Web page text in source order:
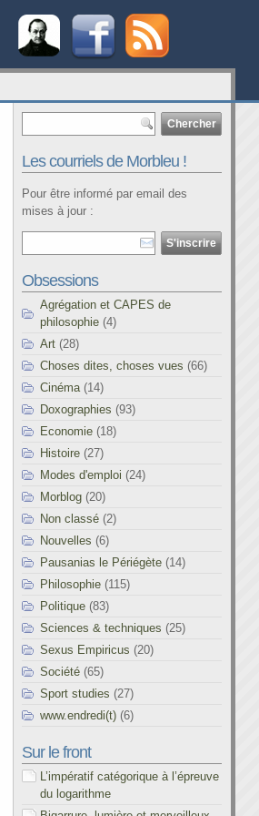
Les courriels de Morbleu !
Pour être informé par email des
mises à jour :
Obsessions
Agrégation et CAPES de
philosophie (4)
Art (28)
Choses dites, choses vues (66)
Cinéma (14)
Doxographies (93)
Economie (18)
Histoire (27)
Modes d'emploi (24)
Morblog (20)
Non classé (2)
Nouvelles (6)
Pausanias le Périégète (14)
Philosophie (115)
Politique (83)
Sciences & techniques (25)
Sexus Empiricus (20)
Société (65)
Sport studies (27)
www.endredi(t) (6)
Sur le front
L’impératif catégorique à l’épreuve
du logarithme